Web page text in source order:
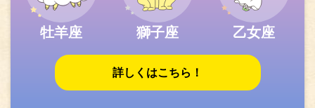
牡羊座 獅子座 乙女座
詳しくはこちら！